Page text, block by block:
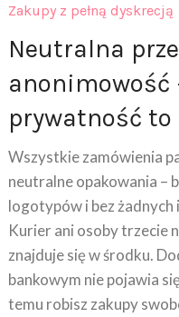
Zakupy z pełną dyskrecją
Neutralna
anonimowość
prywatność
Wszystkie zamówienia
neutralne opakowania –
logotypów i bez
Kurier ani osoby trzecie
znajduje się w środku.
bankowym nie pojawia
temu robisz zakupy